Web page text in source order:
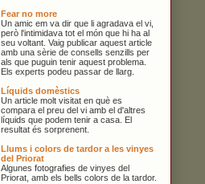
Fear no more
Un amic em va dir que li agradava el vi,
però l'intimidava tot el món que hi ha al
seu voltant. Vaig publicar aquest article
amb una sèrie de consells senzills per
als que puguin tenir aquest problema.
Els experts podeu passar de llarg.
Líquids domèstics
Un article molt visitat en què es
compara el preu del vi amb el d'altres
líquids que podem tenir a casa. El
resultat és sorprenent.
Llums i colors de tardor a les vinyes
del Priorat
Algunes fotografies de vinyes del
Priorat, amb els bells colors de la tardor.